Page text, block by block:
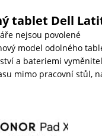
tablet Dell
nejsou povolené
model odolného
a bateriemi
mimo pracovní stůl,